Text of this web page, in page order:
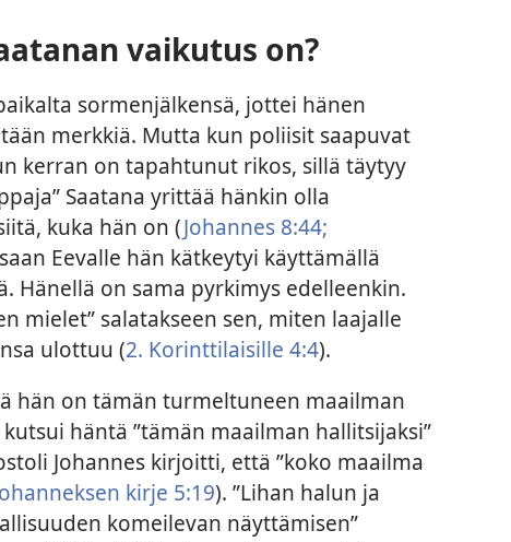
vaikutus on?
sormenjälkensä, jottei hänen
merkkiä. Mutta kun poliisit saapuvat
kerran on tapahtunut rikos, sillä täytyy
Saatana yrittää hänkin olla
kuka hän on (Johannes 8:44;
Eevalle hän kätkeytyi käyttämällä
Hänellä on sama pyrkimys edelleenkin.
mielet” salatakseen sen, miten laajalle
ulottuu (2. Korinttilaisille 4:4).
hän on tämän turmeltuneen maailman
häntä ”tämän maailman hallitsijaksi”
Johannes kirjoitti, että ”koko maailma
kirje 5:19). ”Lihan halun ja
komeilevan näyttämisen”